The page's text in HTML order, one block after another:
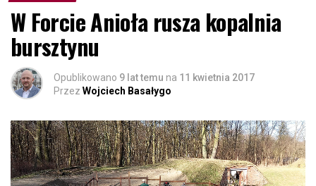
W Forcie Anioła rusza kopalnia
bursztynu
Opublikowano 9 lat temu na 11 kwietnia 2017
Przez Wojciech Basałygo